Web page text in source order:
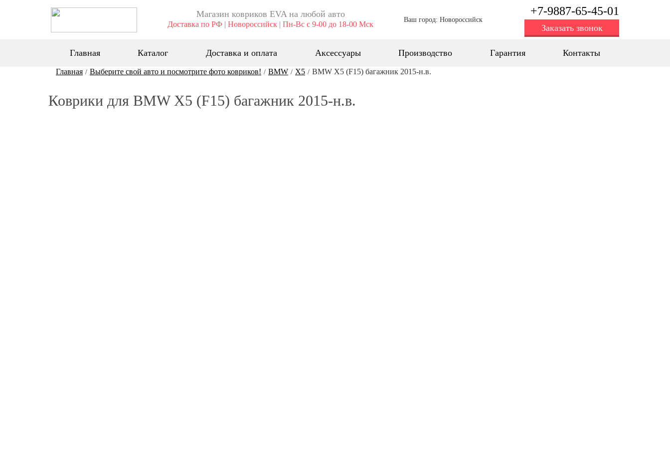
Магазин ковриков EVA ​на любой авто
Доставка по РФ | Новороссийск | Пн-Вс с 9-00 до 18-00 Мск
Ваш город: Новороссийск
+7-9887-65-45-01
Заказать звонок
Главная Каталог Доставка и оплата Аксессуары Производство Гарантия Контакты
Главная / Выберите свой авто и посмотрите фото ковриков! / BMW / X5 / BMW Х5 (F15) багажник 2015-н.в.
Коврики для BMW Х5 (F15) багажник 2015-н.в.